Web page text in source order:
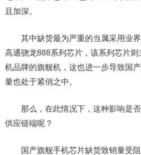
且加深。
其中缺货最为严重的当属采用业界
高通骁龙888系列芯片，该系列芯片
机品牌的旗舰机，这也进一步导致国
量也处于紧俏之中。
那么，在此情况下，这种影响是否
供应链端呢？
国产旗舰手机芯片缺货致销量受阻